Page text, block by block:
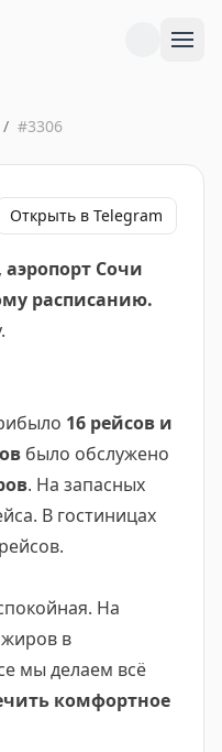
/ #3306
Открыть в Telegram
аэропорт Сочи
расписанию.
16 рейсов и
было обслужено
. На запасных
В гостиницах
На
в
мы делаем всё
комфортное